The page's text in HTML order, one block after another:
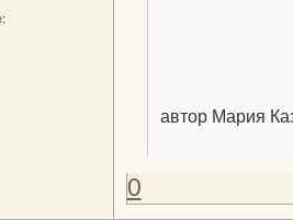
автор Мария
0